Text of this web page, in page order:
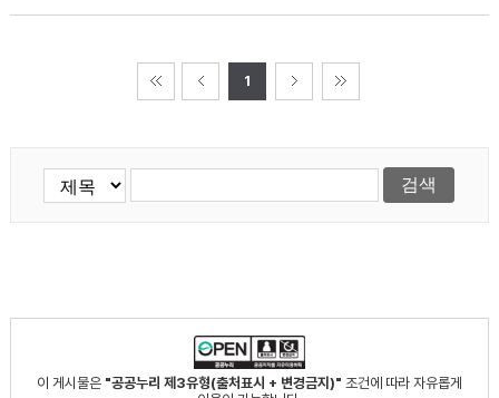
1
이 게시물은 "공공누리 제3유형(출처표시 + 변경금지)" 조건에 따라 자유롭게